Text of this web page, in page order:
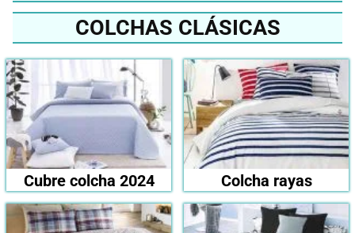
COLCHAS CLÁSICAS
Cubre colcha 2024 Colcha rayas